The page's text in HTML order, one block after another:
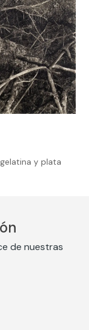
y plata
de nuestras